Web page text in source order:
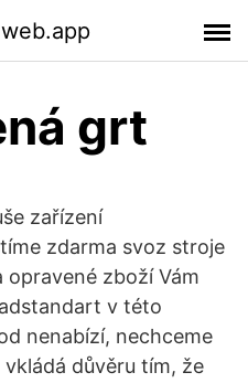
grt
zařízení
zdarma svoz stroje
zboží Vám
v této
nenabízí, nechceme
důvěru tím, že